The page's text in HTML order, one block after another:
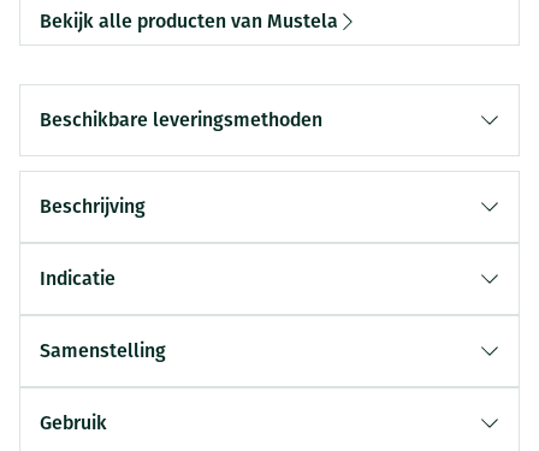
Bekijk alle producten van Mustela
Beschikbare leveringsmethoden
Beschrijving
Indicatie
Samenstelling
Gebruik